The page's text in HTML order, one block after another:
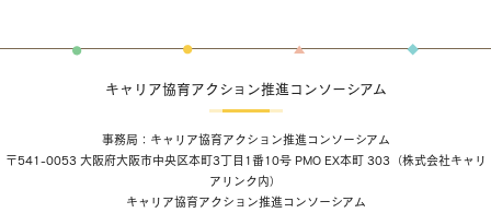
キャリア協育アクション推進コンソーシアム
事務局：キャリア協育アクション推進コンソーシアム
〒541-0053 大阪府大阪市中央区本町3丁目1番10号 PMO EX本町 303（株式会社キャリ
アリンク内）
キャリア協育アクション推進コンソーシアム